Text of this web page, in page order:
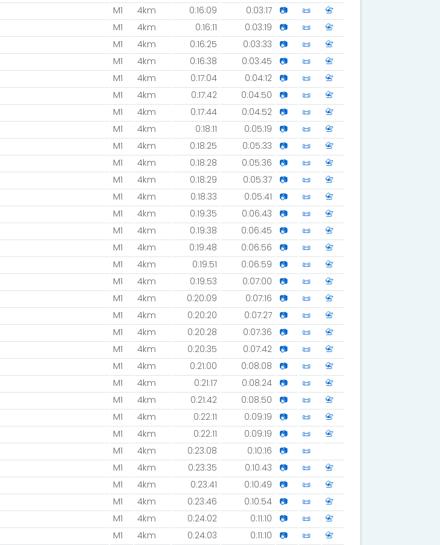
M1 4km 0:16:09 0:03:17 📷 📜
📇
M1 4km 0:16:11 0:03:19 📷 📜
📇
M1 4km 0:16:25 0:03:33 📷 📜
📇
M1 4km 0:16:38 0:03:45 📷 📜
📇
M1 4km 0:17:04 0:04:12 📷 📜
📇
M1 4km 0:17:42 0:04:50 📷 📜
📇
M1 4km 0:17:44 0:04:52 📷 📜
📇
M1 4km 0:18:11 0:05:19 📷 📜
📇
M1 4km 0:18:25 0:05:33 📷 📜
📇
M1 4km 0:18:28 0:05:36 📷 📜
📇
M1 4km 0:18:29 0:05:37 📷 📜
📇
M1 4km 0:18:33 0:05:41 📷 📜
📇
M1 4km 0:19:35 0:06:43 📷 📜
📇
M1 4km 0:19:38 0:06:45 📷 📜
📇
M1 4km 0:19:48 0:06:56 📷 📜
📇
M1 4km 0:19:51 0:06:59 📷 📜
📇
M1 4km 0:19:53 0:07:00 📷 📜
📇
M1 4km 0:20:09 0:07:16 📷 📜
📇
M1 4km 0:20:20 0:07:27 📷 📜
📇
M1 4km 0:20:28 0:07:36 📷 📜
📇
M1 4km 0:20:35 0:07:42 📷 📜
📇
M1 4km 0:21:00 0:08:08 📷 📜
📇
M1 4km 0:21:17 0:08:24 📷 📜
📇
M1 4km 0:21:42 0:08:50 📷 📜
📇
M1 4km 0:22:11 0:09:19 📷 📜
📇
M1 4km 0:22:11 0:09:19 📷 📜
📇
M1 4km 0:23:08 0:10:16 📷
📜
M1 4km 0:23:35 0:10:43 📷 📜
📇
M1 4km 0:23:41 0:10:49 📷 📜
📇
M1 4km 0:23:46 0:10:54 📷 📜
📇
M1 4km 0:24:02 0:11:10 📷 📜
📇
M1 4km 0:24:03 0:11:10 📷 📜
📇